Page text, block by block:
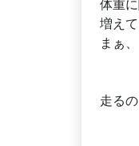
体重
増え
まぁ
走る